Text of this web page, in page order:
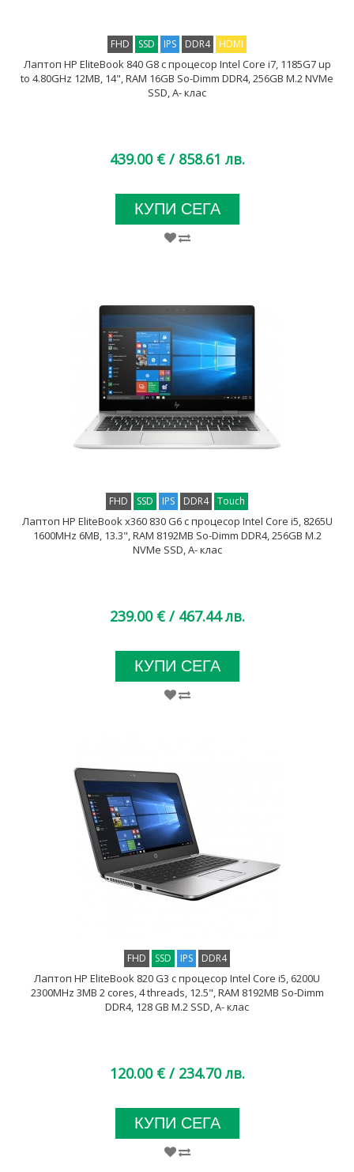
FHD SSD IPS DDR4 HDMI
Лаптоп HP EliteBook 840 G8 с процесор Intel Core i7, 1185G7 up
to 4.80GHz 12MB, 14", RAM 16GB So-Dimm DDR4, 256GB M.2 NVMe
SSD, A- клас
439.00 € / 858.61 лв.
КУПИ СЕГА
FHD SSD IPS DDR4 Touch
Лаптоп HP EliteBook x360 830 G6 с процесор Intel Core i5, 8265U
1600MHz 6MB, 13.3", RAM 8192MB So-Dimm DDR4, 256GB M.2
NVMe SSD, A- клас
239.00 € / 467.44 лв.
КУПИ СЕГА
FHD SSD IPS DDR4
Лаптоп HP EliteBook 820 G3 с процесор Intel Core i5, 6200U
2300MHz 3MB 2 cores, 4 threads, 12.5", RAM 8192MB So-Dimm
DDR4, 128 GB M.2 SSD, A- клас
120.00 € / 234.70 лв.
КУПИ СЕГА